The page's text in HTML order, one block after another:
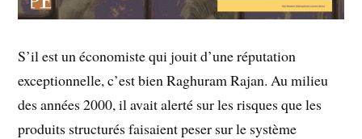
S’il est un économiste qui jouit d’une réputation
exceptionnelle, c’est bien Raghuram Rajan. Au milieu
des années 2000, il avait alerté sur les risques que les
produits structurés faisaient peser sur le système